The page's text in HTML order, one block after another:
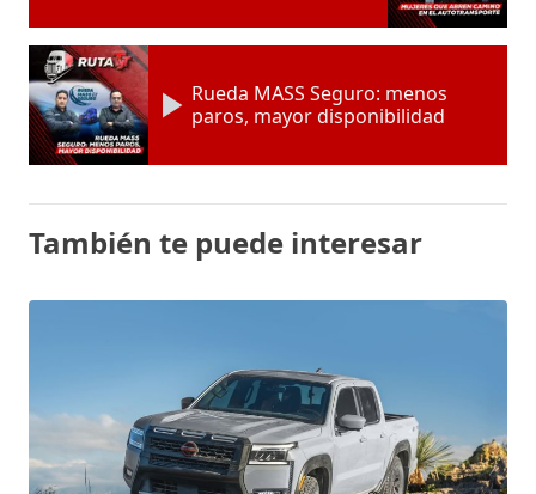
Rueda MASS Seguro: menos
paros, mayor disponibilidad
También te puede interesar